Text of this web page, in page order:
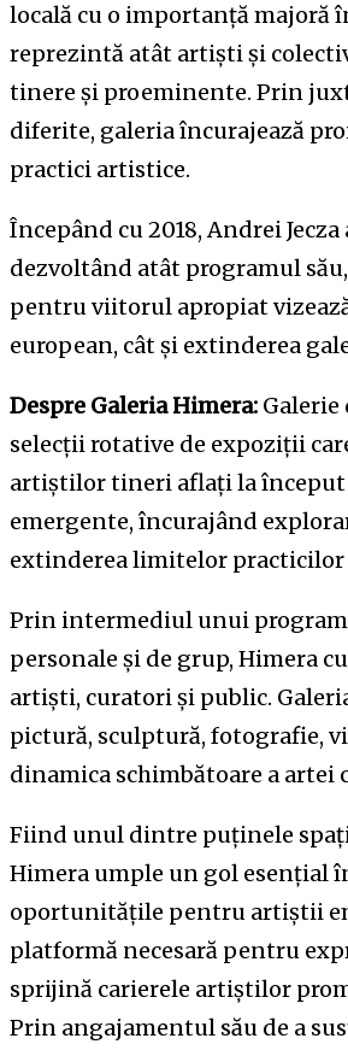
locală cu o importanță majoră
reprezintă atât artiști și
tinere și proeminente. Prin
diferite, galeria încurajează
practici artistice.
Începând cu 2018, Andrei
dezvoltând atât programul
pentru viitorul apropiat
european, cât și extinderea
Despre Galeria Himera:
selecții rotative de expoziții
artiștilor tineri aflați la început
emergente, încurajând
extinderea limitelor practicilor
Prin intermediul unui
personale și de grup, Himera
artiști, curatori și public.
pictură, sculptură, fotografie,
dinamica schimbătoare a artei
Fiind unul dintre puținele
Himera umple un gol esențial
oportunitățile pentru artiștii
platformă necesară pentru
sprijină carierele artiștilor
Prin angajamentul său de a